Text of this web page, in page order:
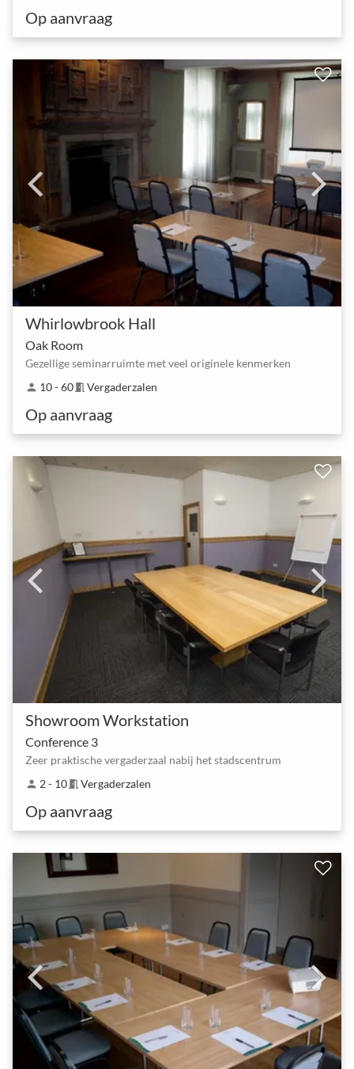
Op aanvraag
Whirlowbrook Hall
Oak Room
Gezellige seminarruimte met veel originele kenmerken
person 10 - 60meeting_room Vergaderzalen
Op aanvraag
Showroom Workstation
Conference 3
Zeer praktische vergaderzaal nabij het stadscentrum
person 2 - 10meeting_room Vergaderzalen
Op aanvraag